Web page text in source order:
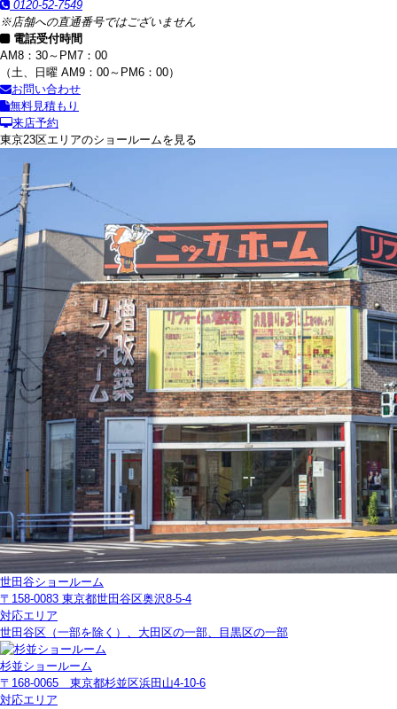
0120-52-7549
※店舗への直通番号ではございません
電話受付時間
AM8：30～PM7：00
（土、日曜 AM9：00～PM6：00）
お問い合わせ
無料見積もり
来店予約
東京23区エリアのショールームを見る
世田谷ショールーム
〒158-0083 東京都世田谷区奥沢8-5-4
対応エリア
世田谷区（一部を除く）、大田区の一部、目黒区の一部
杉並ショールーム
〒168-0065 東京都杉並区浜田山4-10-6
対応エリア